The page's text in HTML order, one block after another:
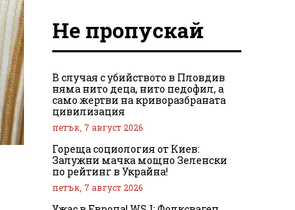
Не пропускай
В случая с убийството в Пловдив
няма нито деца, нито педофил, а
само жертви на криворазбраната
цивилизация
петък, 7 август 2026
Гореща социология от Киев:
Залужни мачка мощно Зеленски
по рейтинг в Украйна!
петък, 7 август 2026